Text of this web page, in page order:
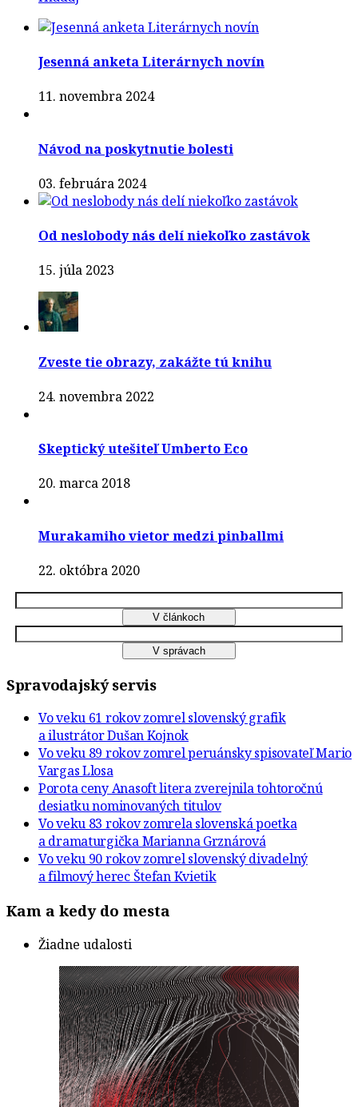
Jesenná anketa Literárnych novín
11. novembra 2024
Návod na poskytnutie bolesti
03. februára 2024
Od neslobody nás delí niekoľko zastávok
15. júla 2023
Zveste tie obrazy, zakážte tú knihu
24. novembra 2022
Skeptický utešiteľ Umberto Eco
20. marca 2018
Murakamiho vietor medzi pinballmi
22. októbra 2020
Spravodajský servis
Vo veku 61 rokov zomrel slovenský grafik
a ilustrátor Dušan Kojnok
Vo veku 89 rokov zomrel peruánsky spisovateľ Mario
Vargas Llosa
Porota ceny Anasoft litera zverejnila tohtoročnú
desiatku nominovaných titulov
Vo veku 83 rokov zomrela slovenská poetka
a dramaturgička Marianna Grznárová
Vo veku 90 rokov zomrel slovenský divadelný
a filmový herec Štefan Kvietik
Kam a kedy do mesta
Žiadne udalosti